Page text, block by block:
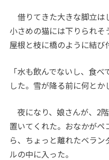
借りてきた大きな脚立は
小さめの猫には下りられそ
屋根と枝に橋のように結び
「水も飲んでないし、食
した。雪が降る前に何とか
夜になり、娘さんが、2
置いてくれた。おなかが
ら、ちょっと離れたベラ
ルの中に入った。